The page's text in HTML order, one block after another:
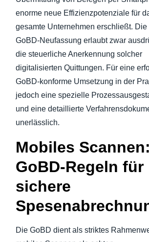
enorme neue Effizienzpotenziale für
gesamte Unternehmen erschließt.
GoBD-Neufassung erlaubt zwar
die steuerliche Anerkennung solcher
digitalisierten Quittungen. Für eine
GoBD-konforme Umsetzung in der
jedoch eine spezielle
und eine detaillierte
unerlässlich.
Mobiles
GoBD-Regeln für
sichere
Die GoBD dient als striktes